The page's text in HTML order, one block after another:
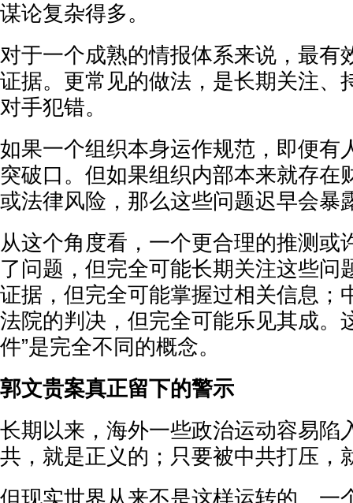
谋论复杂得多。
对于一个成熟的情报体系来说，最有
证据。更常见的做法，是长期关注、
对手犯错。
如果一个组织本身运作规范，即便有
突破口。但如果组织内部本来就存在
或法律风险，那么这些问题迟早会暴
从这个角度看，一个更合理的推测或
了问题，但完全可能长期关注这些问
证据，但完全可能掌握过相关信息；
法院的判决，但完全可能乐见其成。
件”是完全不同的概念。
郭文贵案真正留下的警示
长期以来，海外一些政治运动容易陷
共，就是正义的；只要被中共打压，
但现实世界从来不是这样运转的。一